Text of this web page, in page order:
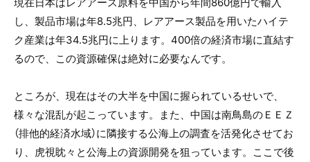
し、製品市場は年8.5兆円、レアアース製品を用いたハイテ
ク産業は年34.5兆円に上ります。400倍の経済市場に直結す
るので、この資源確保は絶対に必要なんです。
ところが、現在はその大半を中国に握られているせいで、
様々な混乱が起こっています。また、中国は南鳥島のＥＥＺ
（排他的経済水域）に隣接する公海上の調査を活発化させてお
り、虎視眈々と公海上の資源開発を狙っています。ここで後